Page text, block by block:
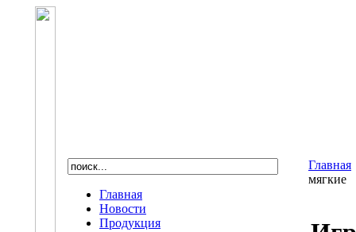
Главная
Новости
Продукция
Главная
мягкие